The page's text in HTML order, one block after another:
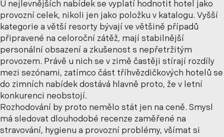
U nejlevnějších nabídek se vyplatí hodnotit hotel jako
provozní celek, nikoli jen jako položku v katalogu. Vyšší
kategorie a větší resorty bývají ve většině případů
připravené na celoroční zátěž, mají stabilnější
personální obsazení a zkušenost s nepřetržitým
provozem. Právě u nich se v zimě častěji stírají rozdíly
mezi sezónami, zatímco část tříhvězdičkových hotelů se
do zimních nabídek dostává hlavně proto, že v letní
konkurenci neobstojí.
Rozhodování by proto nemělo stát jen na ceně. Smysl
má sledovat dlouhodobé recenze zaměřené na
stravování, hygienu a provozní problémy, všímat si